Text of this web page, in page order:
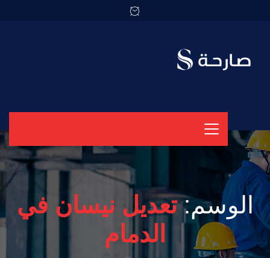
الوسم:تعديل نيسان في
الدمام